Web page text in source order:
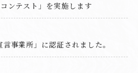
ンテスト」を実施します
事業所」に認証されました。